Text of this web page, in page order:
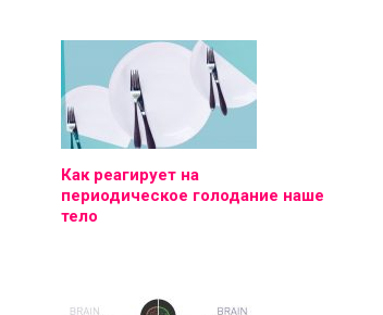
Как реагирует на
периодическое голодание наше
тело